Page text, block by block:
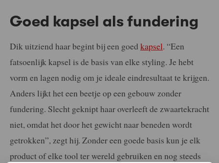
Goed kapsel als fundering
Dik uitziend haar begint bij een goed kapsel. “Een
fatsoenlijk kapsel is de basis van elke styling. Je hebt
vorm en lagen nodig om je ideale eindresultaat te krijgen.
Anders lijkt het een beetje op een gebouw zonder
fundering. Slecht geknipt haar overleeft de zwaartekracht
niet, omdat het door het gewicht naar beneden wordt
getrokken”, zegt hij. Zonder een goede basis kun je elk
product of elke tool ter wereld gebruiken en nog steeds